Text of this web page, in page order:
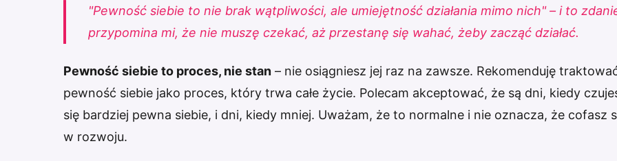
"Pewność siebie to nie brak wątpliwości, ale umiejętność działania mimo nich" – i to
przypomina mi, że nie muszę czekać, aż przestanę się wahać, żeby zacząć działać.
Pewność siebie to proces, nie stan – nie osiągniesz jej raz na zawsze. Rekomenduję
pewność siebie jako proces, który trwa całe życie. Polecam akceptować, że są dni, kiedy
się bardziej pewna siebie, i dni, kiedy mniej. Uważam, że to normalne i nie oznacza, że cofasz
w rozwoju.